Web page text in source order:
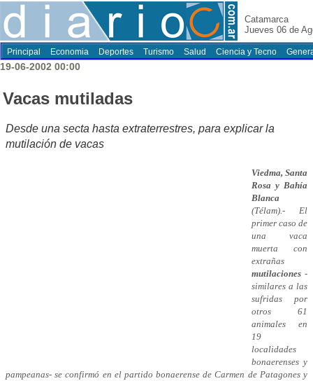
Catamarca
Jueves 06 de
Principal Economia Deportes Turismo Salud Ciencia y Tecno
19-06-2002 00:00
Vacas mutiladas
Desde una secta hasta extraterrestres, para explicar la
mutilación de vacas
Viedma, Santa
Rosa y Bahía
Blanca
(Télam).- El
primer caso de
una vaca
muerta con
extrañas
mutilaciones -
similares a las
sufridas por
otros 61
animales en
19
localidades
bonaerenses y
pampeanas- se confirmó en el partido bonaerense de Carmen de Patagones y